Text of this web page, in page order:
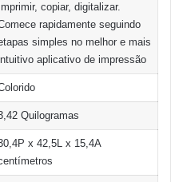
Imprimir, copiar, digitalizar.
rapidamente seguindo
simples no melhor e mais
aplicativo de impressão
Quilogramas
x 42,5L x 15,4A